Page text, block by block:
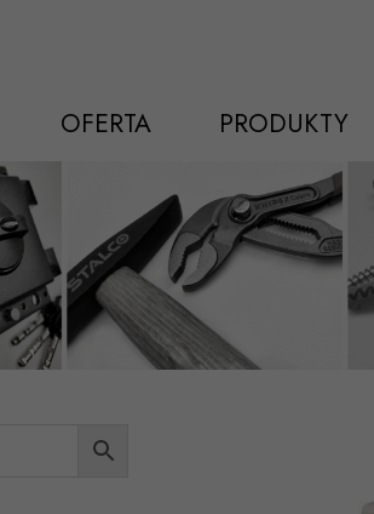
OFERTA PRODUKTY